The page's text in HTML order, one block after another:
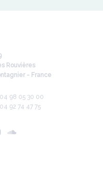
Rouvières
- France
98 05 30 00
92 74 47 75